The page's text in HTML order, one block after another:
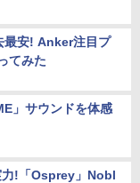
最安! Anker注目プ
てみた
」サウンドを体感
力!「Osprey」Nobl